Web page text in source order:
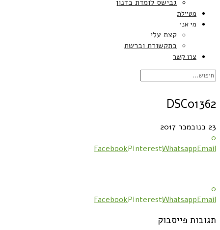
גבישס לומדת בדנון
מטיילת
מי אני
קצת עלי
בתקשורת וברשת
צרו קשר
DSC01362
23 בנובמבר 2017
0
FacebookPinterestWhatsappEmail
0
FacebookPinterestWhatsappEmail
תגובות פייסבוק